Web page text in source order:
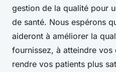
gestion de la qualité pour
de santé. Nous espérons
aideront à améliorer la
fournissez, à atteindre vos
rendre vos patients plus